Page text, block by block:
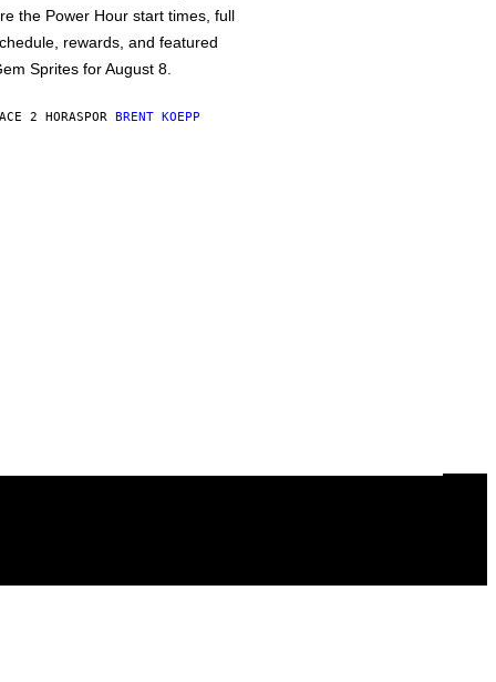
the Power Hour start times, full
rewards, and featured
Sprites for August 8.
2 HORASPOR BRENT KOEPP